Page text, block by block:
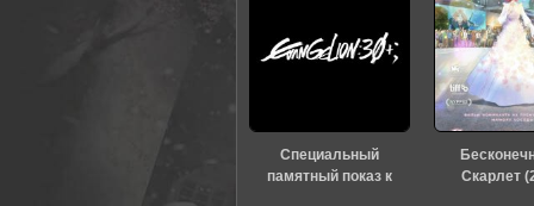
Специальный
памятный показ к
Скарлет